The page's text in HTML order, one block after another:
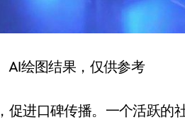
AI绘图结果，仅供参考
促进口碑传播。一个活跃的